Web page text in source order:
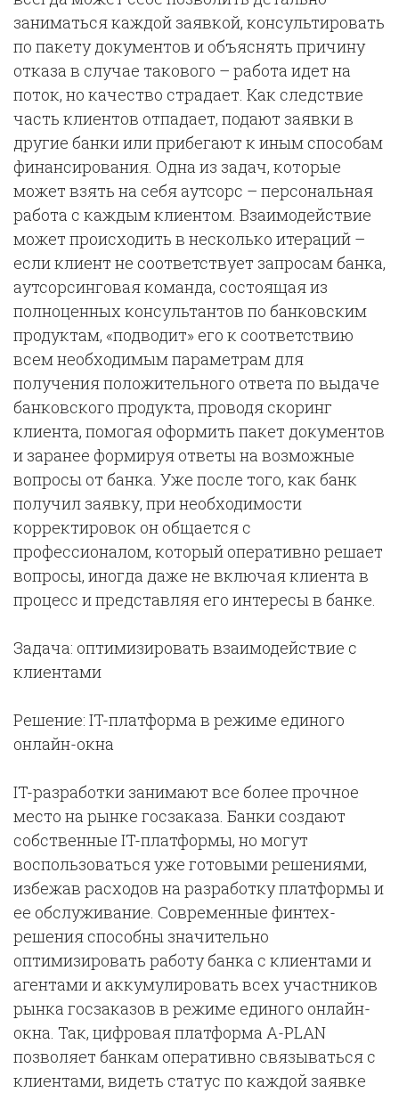
заниматься каждой заявкой, консультировать
по пакету документов и объяснять причину
отказа в случае такового – работа идет на
поток, но качество страдает. Как следствие
часть клиентов отпадает, подают заявки в
другие банки или прибегают к иным способам
финансирования. Одна из задач, которые
может взять на себя аутсорс – персональная
работа с каждым клиентом. Взаимодействие
может происходить в несколько итераций –
если клиент не соответствует запросам банка,
аутсорсинговая команда, состоящая из
полноценных консультантов по банковским
продуктам, «подводит» его к соответствию
всем необходимым параметрам для
получения положительного ответа по выдаче
банковского продукта, проводя скоринг
клиента, помогая оформить пакет документов
и заранее формируя ответы на возможные
вопросы от банка. Уже после того, как банк
получил заявку, при необходимости
корректировок он общается с
профессионалом, который оперативно решает
вопросы, иногда даже не включая клиента в
процесс и представляя его интересы в банке.
Задача: оптимизировать взаимодействие с
клиентами
Решение: IT-платформа в режиме единого
онлайн-окна
IT-разработки занимают все более прочное
место на рынке госзаказа. Банки создают
собственные IT-платформы, но могут
воспользоваться уже готовыми решениями,
избежав расходов на разработку платформы и
ее обслуживание. Современные финтех-
решения способны значительно
оптимизировать работу банка с клиентами и
агентами и аккумулировать всех участников
рынка госзаказов в режиме единого онлайн-
окна. Так, цифровая платформа A-PLAN
позволяет банкам оперативно связываться с
клиентами, видеть статус по каждой заявке